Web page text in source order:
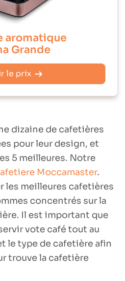
aromatique
Grande
le prix
dizaine de cafetières
pour leur design, et
5 meilleures. Notre
Moccamaster.
les meilleures cafetières
concentrés sur la
Il est important que
vote café tout au
le type de cafetière afin
trouve la cafetière